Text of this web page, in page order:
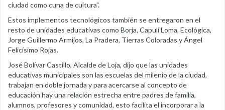
ciudad como cuna de cultura".
Estos implementos tecnológicos también se entregaron en el
resto de unidades educativas como Borja, Capulí Loma, Ecológica,
Jorge Guillermo Armijos, La Pradera, Tierras Coloradas y Ángel
Felicísimo Rojas.
José Bolívar Castillo, Alcalde de Loja, dijo que las unidades
educativas municipales son las escuelas del milenio de la ciudad,
trabajan en doble jornada y para acercarse al concepto de
educación hay una relación estrecha entre padres de familia,
alumnos, profesores y comunidad, esto facilita el incorporar a la